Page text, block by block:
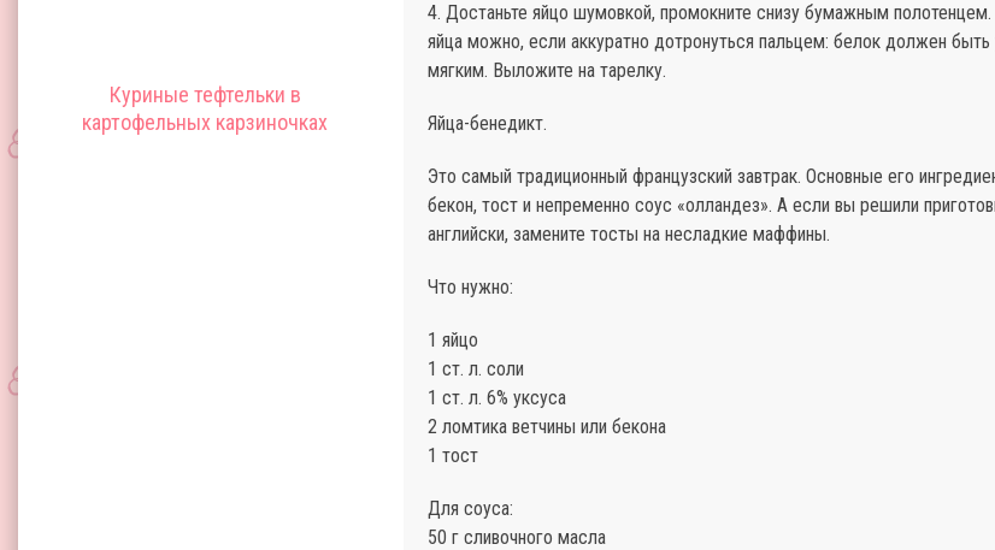
Куриные тефтельки в
картофельных карзиночках
4. Достаньте яйцо шумовкой, промокните снизу бумажным полотенцем.
яйца можно, если аккуратно дотронуться пальцем: белок должен
мягким. Выложите на тарелку.
Яйца-бенедикт.
Это самый традиционный французский завтрак. Основные его
бекон, тост и непременно соус «олландез». А если вы решили
английски, замените тосты на несладкие маффины.
Что нужно:
1 яйцо
1 ст. л. соли
1 ст. л. 6% уксуса
2 ломтика ветчины или бекона
1 тост
Для соуса:
50 г сливочного масла